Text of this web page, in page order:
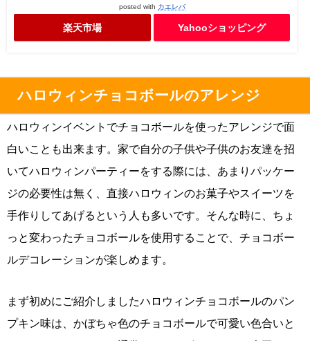
posted with カエレバ
楽天市場 Yahooショッピング
ハロウィンチョコボールのアレンジ
ハロウィンイベントでチョコボールを使ったアレンジで面
白いことも出来ます。家で自分の子供や子供のお友達を招
いてハロウィンパーティーをする際には、あまりパッケー
ジの必要性は無く、直接ハロウィンのお菓子やスイーツを
手作りしてあげるという人も多いです。そんな時に、ちょ
っと変わったチョコボールを使用することで、チョコボー
ルデコレーションが楽しめます。
まず初めにご紹介しましたハロウィンチョコボールのパン
プキン味は、かぼちゃ色のチョコボールで可愛い色合いと